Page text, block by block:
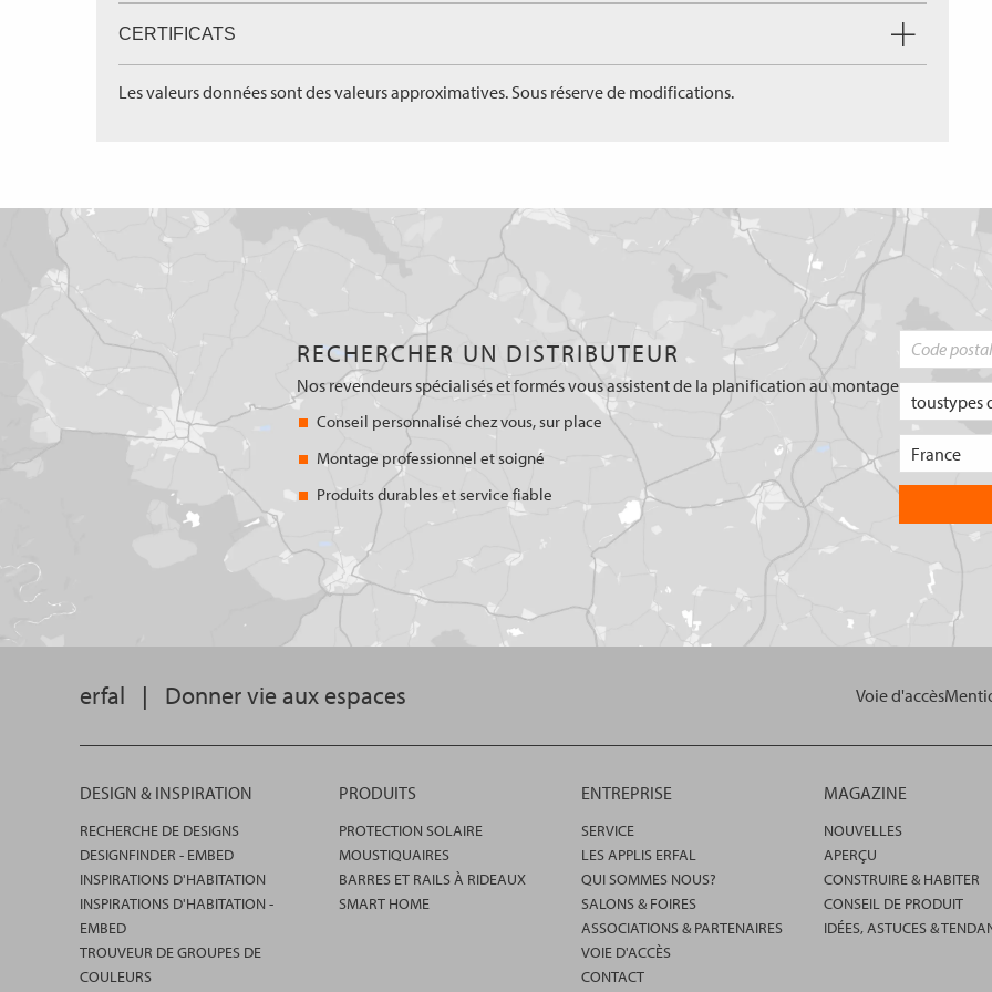
CERTIFICATS
Les valeurs données sont des valeurs approximatives. Sous réserve de modifications.
RECHERCHER UN DISTRIBUTEUR
Nos revendeurs spécialisés et formés vous assistent de la planification au montage
Conseil personnalisé chez vous, sur place
Montage professionnel et soigné
Produits durables et service fiable
erfal | Donner vie aux espaces Voie d'accès
DESIGN & INSPIRATION
RECHERCHE DE DESIGNS
DESIGNFINDER - EMBED
INSPIRATIONS D'HABITATION
INSPIRATIONS D'HABITATION -
EMBED
TROUVEUR DE GROUPES DE
COULEURS
PRODUITS
PROTECTION SOLAIRE
MOUSTIQUAIRES
BARRES ET RAILS À RIDEAUX
SMART HOME
ENTREPRISE
SERVICE
LES APPLIS ERFAL
QUI SOMMES NOUS?
SALONS & FOIRES
ASSOCIATIONS & PARTENAIRES
VOIE D'ACCÈS
CONTACT
MAGAZINE
NOUVELLES
APERÇU
CONSTRUIRE & HABITER
CONSEIL DE PRODUIT
IDÉES, ASTUCES &